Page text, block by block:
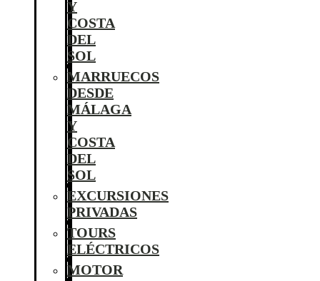
Y
COSTA
DEL
SOL
MARRUECOS
DESDE
MÁLAGA
Y
COSTA
DEL
SOL
EXCURSIONES
PRIVADAS
TOURS
ELÉCTRICOS
MOTOR